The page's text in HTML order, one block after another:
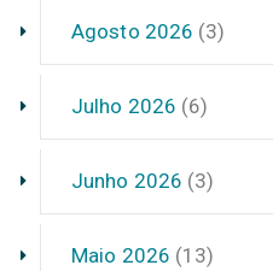
Agosto 2026 (3)
Julho 2026 (6)
Junho 2026 (3)
Maio 2026 (13)